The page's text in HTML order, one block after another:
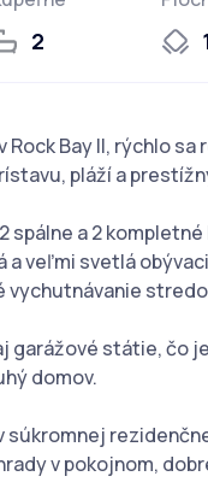
2
Bay II, rýchlo
pláží a
spálne a 2
a veľmi svetlá
vychutnávanie
garážové státie, čo
domov.
súkromnej
v pokojnom,